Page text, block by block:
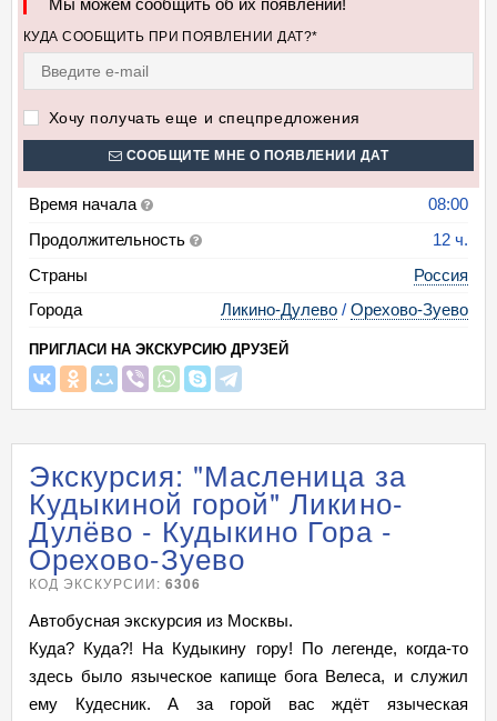
Мы можем сообщить об их появлении!
КУДА СООБЩИТЬ ПРИ ПОЯВЛЕНИИ ДАТ?*
Хочу получать еще и спецпредложения
СООБЩИТЕ МНЕ О ПОЯВЛЕНИИ ДАТ
Время начала
08:00
Продолжительность
12 ч.
Страны
Россия
Города
Ликино-Дулево / Орехово-Зуево
ПРИГЛАСИ НА ЭКСКУРСИЮ ДРУЗЕЙ
Экскурсия: "Масленица за
Кудыкиной горой" Ликино-
Дулёво - Кудыкино Гора -
Орехово-Зуево
КОД ЭКСКУРСИИ:6306
Автобусная экскурсия из Москвы.
Куда? Куда?! На Кудыкину гору! По легенде, когда-то
здесь было языческое капище бога Велеса, и служил
ему Кудесник. А за горой вас ждёт языческая